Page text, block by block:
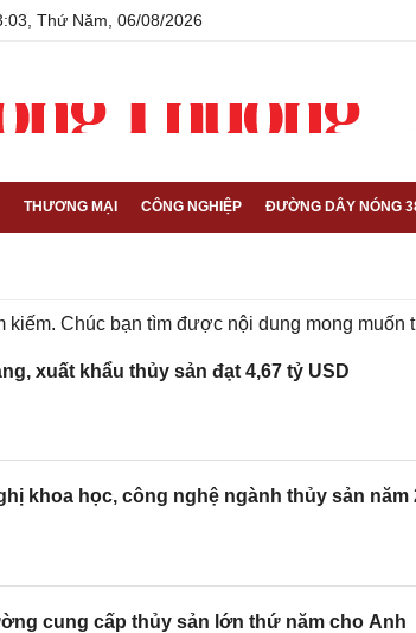
Thứ Năm, 06/08/2026
THƯƠNG MẠI CÔNG NGHIỆP ĐƯỜNG DÂY NÓNG
kiếm. Chúc bạn tìm được nội dung mong muốn
xuất khẩu thủy sản đạt 4,67 tỷ USD
khoa học, công nghệ ngành thủy sản năm
cung cấp thủy sản lớn thứ năm cho Anh